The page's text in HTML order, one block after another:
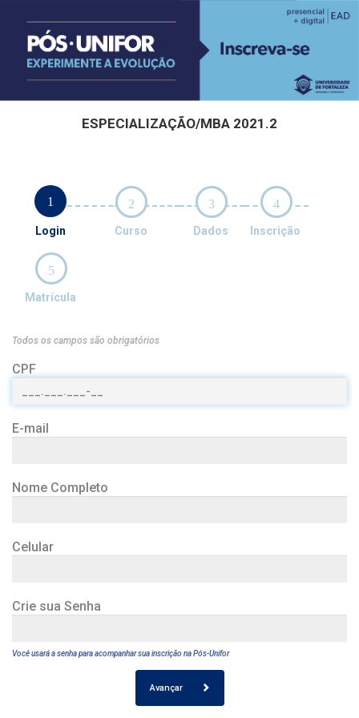
ESPECIALIZAÇÃO/MBA 2021.2
1
Login
2
Curso
3
Dados
4
Inscrição
5
Matrícula
Todos os campos são obrigatórios
CPF
E-mail
Nome Completo
Celular
Crie sua Senha
Você usará a senha para acompanhar sua inscrição na Pós-Unifor
Avançar